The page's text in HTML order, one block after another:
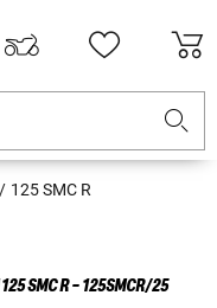
125 SMC R
125 SMC R - 125SMCR/25